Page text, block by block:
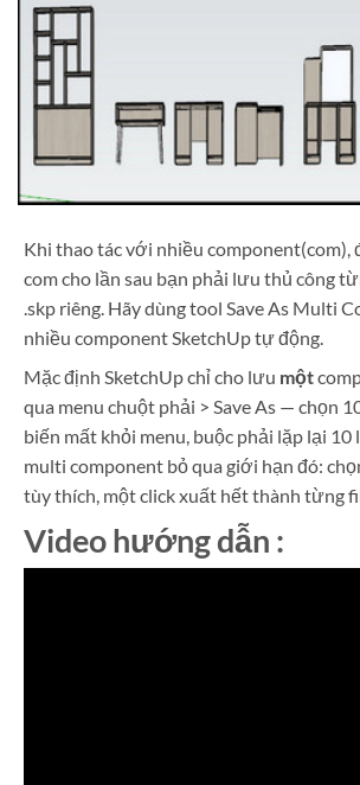
Khi thao tác với nhiều component(com),
com cho lần sau bạn phải lưu thủ công
.skp riêng. Hãy dùng tool Save As Multi
nhiều component SketchUp tự động.
Mặc định SketchUp chỉ cho lưu một
qua menu chuột phải > Save As — chọn
biến mất khỏi menu, buộc phải lặp lại 10
multi component bỏ qua giới hạn đó:
tùy thích, một click xuất hết thành từng
Video hướng dẫn :